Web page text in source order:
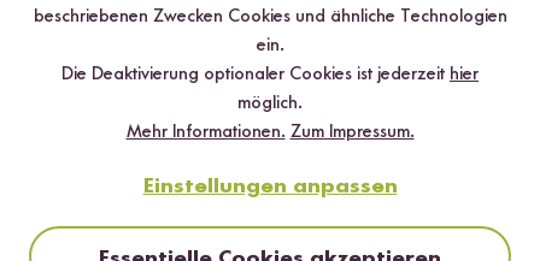
Bino 20.10.2015
Sowohl Konsistenz als auch Würzung meiner Meinung
nach optimal. Es war das erste Eurer Risottos und bin
denkbar simpel zuzubereiten (in diesem Fall auch ohne
Person fand diese Antwort hilfreich
beschriebenen Zwecken Cookies und ähnliche Technologien
ein.
Die Deaktivierung optionaler Cookies ist jederzeit hier
möglich.
Mehr Informationen. Zum Impressum.
Einstellungen anpassen